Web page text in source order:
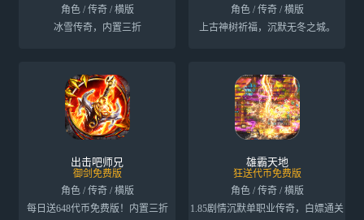
角色 / 传奇 / 横版
冰雪传奇，内置三折
角色 / 传奇 / 横版
上古神树祈福，沉默无冬之城。
出击吧师兄
御剑免费版
角色 / 传奇 / 横版
每日送648代币免费版！内置三折
雄霸天地
狂送代币免费版
角色 / 传奇 / 横版
1.85剧情沉默单职业传奇，白嫖通关